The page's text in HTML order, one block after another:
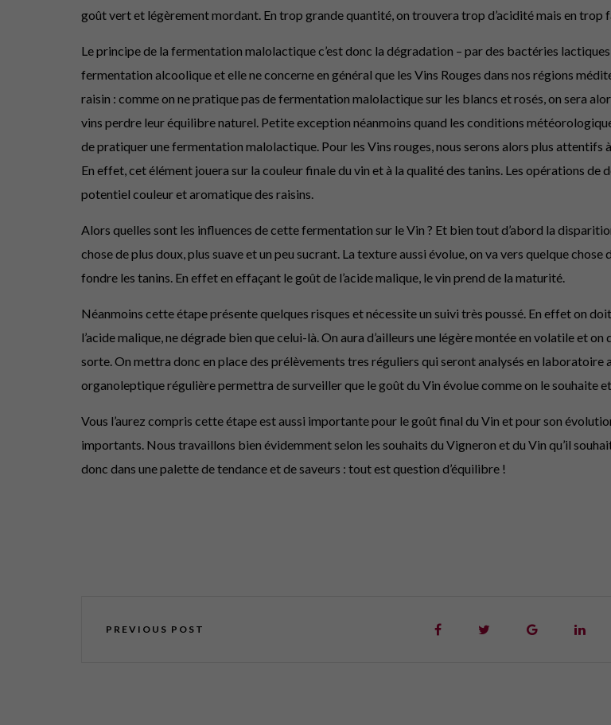
goût vert et légèrement mordant. En trop grande quantité, on trouvera trop d’acidité mais en
Le principe de la fermentation malolactique c’est donc la dégradation – par des bactéries
fermentation alcoolique et elle ne concerne en général que les Vins Rouges dans nos régions
raisin : comme on ne pratique pas de fermentation malolactique sur les blancs et rosés, on sera
vins perdre leur équilibre naturel. Petite exception néanmoins quand les conditions
de pratiquer une fermentation malolactique. Pour les Vins rouges, nous serons alors plus
En effet, cet élément jouera sur la couleur finale du vin et à la qualité des tanins. Les opérations
potentiel couleur et aromatique des raisins.
Alors quelles sont les influences de cette fermentation sur le Vin ? Et bien tout d’abord la
chose de plus doux, plus suave et un peu sucrant. La texture aussi évolue, on va vers quelque
fondre les tanins. En effet en effaçant le goût de l’acide malique, le vin prend de la maturité.
Néanmoins cette étape présente quelques risques et nécessite un suivi très poussé. En effet on
l’acide malique, ne dégrade bien que celui-là. On aura d’ailleurs une légère montée en volatile et
sorte. On mettra donc en place des prélèvements tres réguliers qui seront analysés en laboratoire
organoleptique régulière permettra de surveiller que le goût du Vin évolue comme on le souhaite
Vous l’aurez compris cette étape est aussi importante pour le goût final du Vin et pour son
importants. Nous travaillons bien évidemment selon les souhaits du Vigneron et du Vin qu’il
donc dans une palette de tendance et de saveurs : tout est question d’équilibre !
PREVIOUS POST